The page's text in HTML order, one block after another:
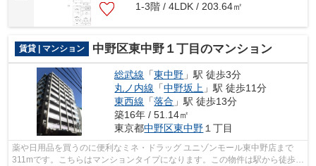
1-3階 / 4LDK / 203.64㎡
賃貸 | マンション 中野区東中野１丁目のマンション
総武線 「東中野 」駅 徒歩3分
丸ノ内線 「中野坂上 」駅 徒歩11分
東西線 「落合 」駅 徒歩13分
築16年 / 51.14㎡
東京都中野区東中野 １丁目
薬や日用品を買うのに便利なミネ・ドラッグ ユニゾンモール東中野店まで
311mです。こちらはマンションタイプになります。この物件は駅から徒歩3